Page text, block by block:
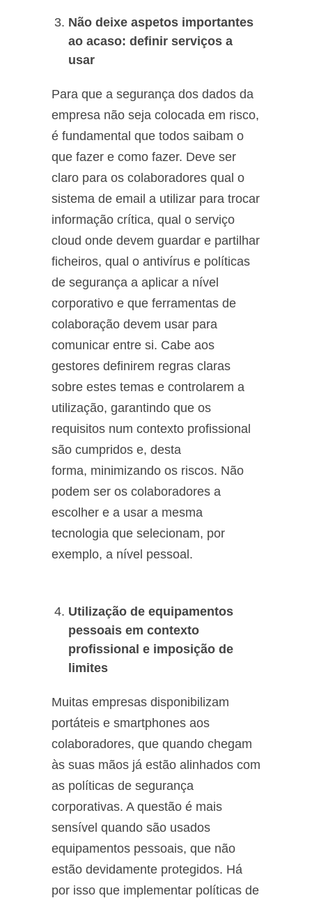
Não deixe aspetos importantes
ao acaso: definir serviços a
usar
Para que a segurança dos dados da
empresa não seja colocada em risco,
é fundamental que todos saibam o
que fazer e como fazer. Deve ser
claro para os colaboradores qual o
sistema de email a utilizar para trocar
informação crítica, qual o serviço
cloud onde devem guardar e partilhar
ficheiros, qual o antivírus e políticas
de segurança a aplicar a nível
corporativo e que ferramentas de
colaboração devem usar para
comunicar entre si. Cabe aos
gestores definirem regras claras
sobre estes temas e controlarem a
utilização, garantindo que os
requisitos num contexto profissional
são cumpridos e, desta
forma, minimizando os riscos. Não
podem ser os colaboradores a
escolher e a usar a mesma
tecnologia que selecionam, por
exemplo, a nível pessoal.
Utilização de equipamentos
pessoais em contexto
profissional e imposição de
limites
Muitas empresas disponibilizam
portáteis e smartphones aos
colaboradores, que quando chegam
às suas mãos já estão alinhados com
as políticas de segurança
corporativas. A questão é mais
sensível quando são usados
equipamentos pessoais, que não
estão devidamente protegidos. Há
por isso que implementar políticas de